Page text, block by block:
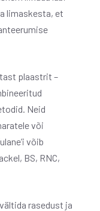
limaskesta, et
plaastrit –
Neid
või
võib
BS, RNC,
rasedust ja